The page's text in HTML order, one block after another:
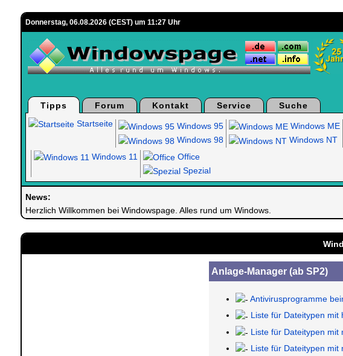
Donnerstag, 06.08.2026 (CEST) um 11:27 Uhr
Tipps Forum Kontakt Service
Suche
Startseite
Windows 95
Windows 98
Windows ME
Windows NT
Windows 11
Office
Spezial
News:
Herzlich Willkommen bei Windowspage. Alles rund um Windows.
Anlage-Manager (ab SP2)
Antivirusprogramme
Liste für Dateitypen mit
Liste für Dateitypen mit
Liste für Dateitypen mit